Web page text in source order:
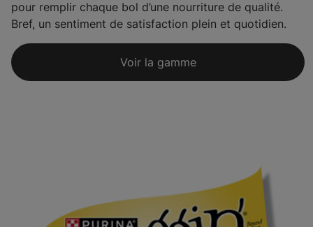
pour remplir chaque bol d’une nourriture de qualité.
Bref, un sentiment de satisfaction plein et quotidien.
Voir la gamme